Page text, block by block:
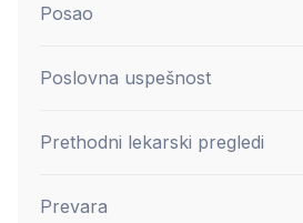
Posao
Poslovna uspešnost
Prethodni lekarski pregledi
Prevara